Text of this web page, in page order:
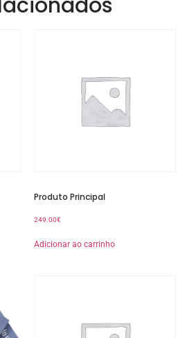
Produto Principal
249.00€
Adicionar ao carrinho